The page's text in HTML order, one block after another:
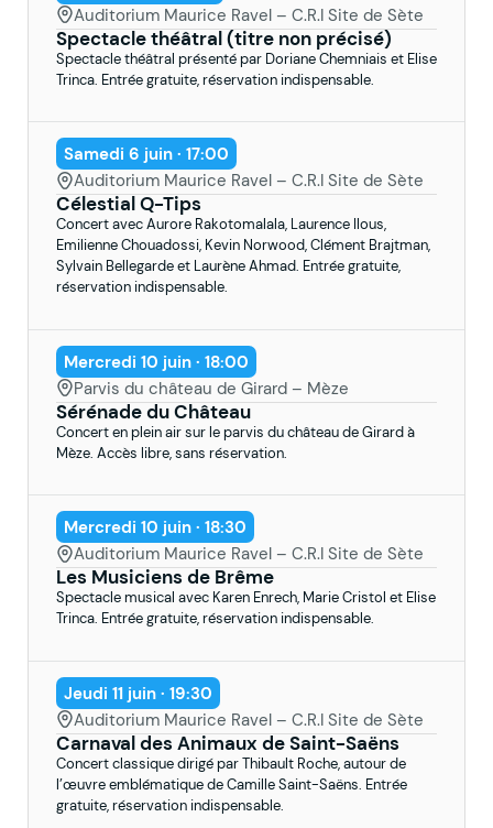
Auditorium Maurice Ravel – C.R.I Site de Sète
Spectacle théâtral (titre non précisé)
Spectacle théâtral présenté par Doriane Chemniais et Elise
Trinca. Entrée gratuite, réservation indispensable.
Samedi 6 juin · 17:00
Auditorium Maurice Ravel – C.R.I Site de Sète
Célestial Q-Tips
Concert avec Aurore Rakotomalala, Laurence Ilous,
Emilienne Chouadossi, Kevin Norwood, Clément Brajtman,
Sylvain Bellegarde et Laurène Ahmad. Entrée gratuite,
réservation indispensable.
Mercredi 10 juin · 18:00
Parvis du château de Girard – Mèze
Sérénade du Château
Concert en plein air sur le parvis du château de Girard à
Mèze. Accès libre, sans réservation.
Mercredi 10 juin · 18:30
Auditorium Maurice Ravel – C.R.I Site de Sète
Les Musiciens de Brême
Spectacle musical avec Karen Enrech, Marie Cristol et Elise
Trinca. Entrée gratuite, réservation indispensable.
Jeudi 11 juin · 19:30
Auditorium Maurice Ravel – C.R.I Site de Sète
Carnaval des Animaux de Saint-Saëns
Concert classique dirigé par Thibault Roche, autour de
l’œuvre emblématique de Camille Saint-Saëns. Entrée
gratuite, réservation indispensable.